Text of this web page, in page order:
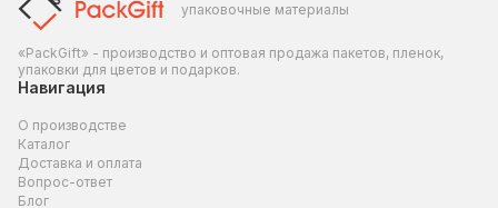
упаковочные материалы
«PackGift» - производство и оптовая продажа пакетов, пленок,
упаковки для цветов и подарков.
Навигация
О производстве
Каталог
Доставка и оплата
Вопрос-ответ
Блог